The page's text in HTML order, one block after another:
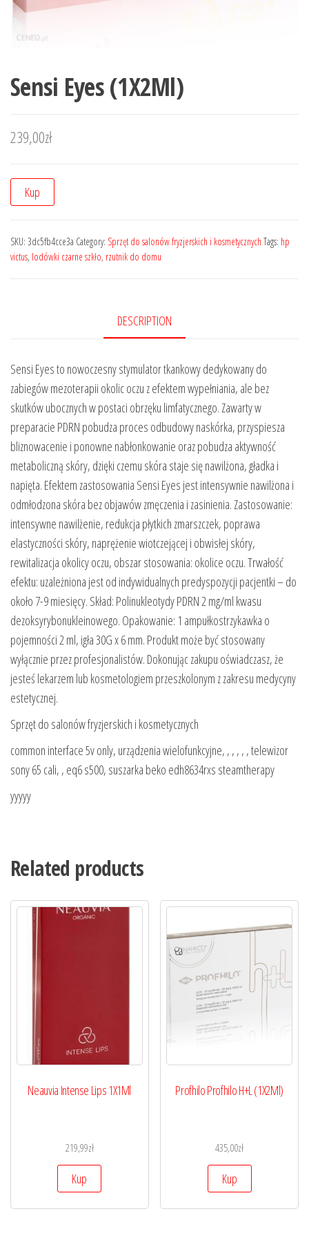
Sensi Eyes (1X2Ml)
239,00zł
Kup
SKU: 3dc5fb4cce3a Category: Sprzęt do salonów fryzjerskich i kosmetycznych Tags: hp
victus, lodówki czarne szkło, rzutnik do domu
DESCRIPTION
Sensi Eyes to nowoczesny stymulator tkankowy dedykowany do
zabiegów mezoterapii okolic oczu z efektem wypełniania, ale bez
skutków ubocznych w postaci obrzęku limfatycznego. Zawarty w
preparacie PDRN pobudza proces odbudowy naskórka, przyspiesza
bliznowacenie i ponowne nabłonkowanie oraz pobudza aktywność
metaboliczną skóry, dzięki czemu skóra staje się nawilżona, gładka i
napięta. Efektem zastosowania Sensi Eyes jest intensywnie nawilżona i
odmłodzona skóra bez objawów zmęczenia i zasinienia. Zastosowanie:
intensywne nawilżenie, redukcja płytkich zmarszczek, poprawa
elastyczności skóry, naprężenie wiotczejącej i obwisłej skóry,
rewitalizacja okolicy oczu, obszar stosowania: okolice oczu. Trwałość
efektu: uzależniona jest od indywidualnych predyspozycji pacjentki – do
około 7-9 miesięcy. Skład: Polinukleotydy PDRN 2 mg/ml kwasu
dezoksyrybonukleinowego. Opakowanie: 1 ampułkostrzykawka o
pojemności 2 ml, igła 30G x 6 mm. Produkt może być stosowany
wyłącznie przez profesjonalistów. Dokonując zakupu oświadczasz, że
jesteś lekarzem lub kosmetologiem przeszkolonym z zakresu medycyny
estetycznej.
Sprzęt do salonów fryzjerskich i kosmetycznych
common interface 5v only, urządzenia wielofunkcyjne, , , , , , telewizor
sony 65 cali, , eq6 s500, suszarka beko edh8634rxs steamtherapy
yyyyy
Related products
Neauvia Intense Lips 1X1Ml
219,99zł
Kup
Profhilo Profhilo H+L (1X2Ml)
435,00zł
Kup